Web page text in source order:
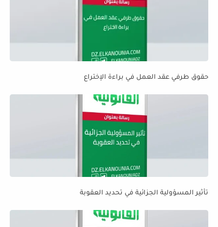
حقوق طرفي عقد العمل في براءة الإختراع
تأثير المسؤولية الجزائية في تحديد العقوبة